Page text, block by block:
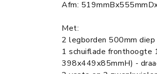
Afm:
Met:
2 legborden 500mm
1 schuiflade fronthoogte
398x449x85mmH) -